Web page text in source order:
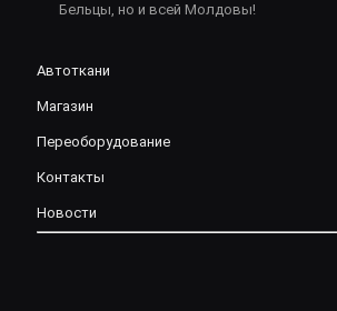
Бельцы, но и всей Молдовы!
Автоткани
Магазин
Переоборудование
Контакты
Новости